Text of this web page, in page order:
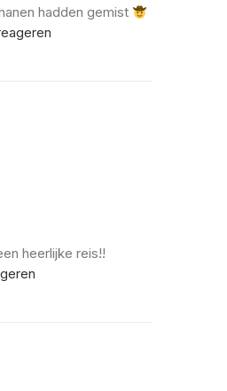
hadden gemist
heerlijke reis!!